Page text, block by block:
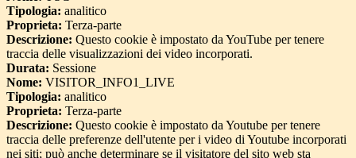
Tipologia: analitico
Proprieta: Terza-parte
Descrizione: Questo cookie è impostato da YouTube per tenere
traccia delle visualizzazioni dei video incorporati.
Durata: Sessione
Nome: VISITOR_INFO1_LIVE
Tipologia: analitico
Proprieta: Terza-parte
Descrizione: Questo cookie è impostato da Youtube per tenere
traccia delle preferenze dell'utente per i video di Youtube incorporati
nei siti; può anche determinare se il visitatore del sito web sta